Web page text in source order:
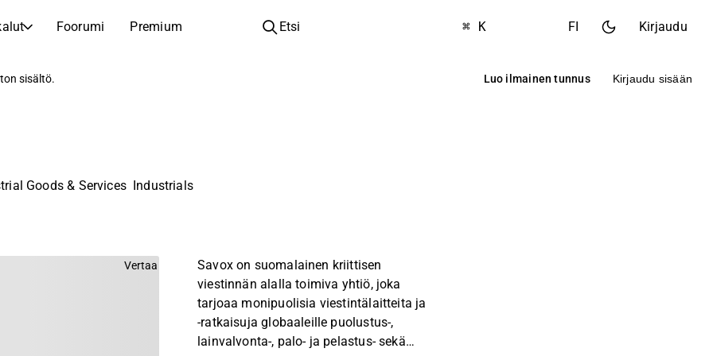
Foorumi Premium
YHTIÖT
Yhtiökokouskutsut
Yhtiökokousten päivämäärät ja osakkeenomistajatiedot
OPI SIJOITTAMISESTA
Etsi ⌘ K FI Kirjaudu
sisältö. Luo ilmainen tunnus Kirjaudu sisään
Goods & Services Industrials
Vertaa
Savox on suomalainen kriittisen
viestinnän alalla toimiva yhtiö, joka
tarjoaa monipuolisia viestintälaitteita ja
-ratkaisuja globaaleille puolustus-,
lainvalvonta-, palo- ja pelastus- sekä